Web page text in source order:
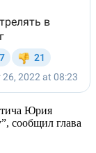
Юрия
сообщил глава